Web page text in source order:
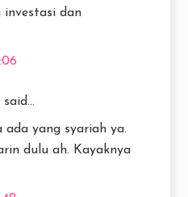
investasi dan
said...
ada yang syariah ya.
dulu ah. Kayaknya